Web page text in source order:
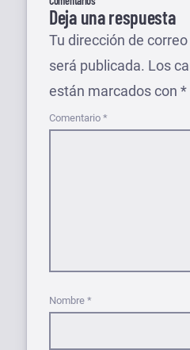
Deja una respuesta
Tu dirección de
será publicada. Los
están marcados con *
Comentario *
Nombre *